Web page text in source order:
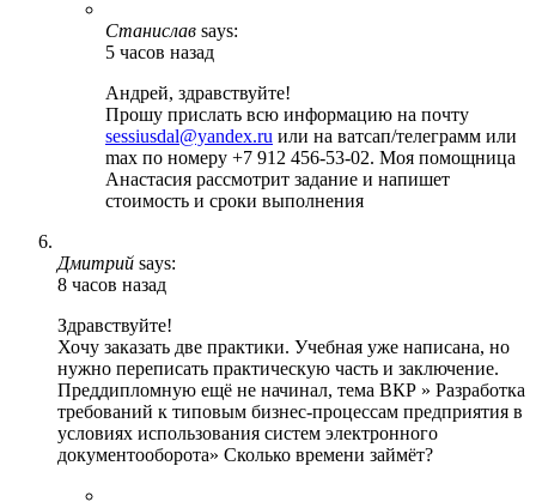
Станислав says:
5 часов назад
Андрей, здравствуйте!
Прошу прислать всю информацию на почту
sessiusdal@yandex.ru или на ватсап/телеграмм или
max по номеру +7 912 456-53-02. Моя помощница
Анастасия рассмотрит задание и напишет
стоимость и сроки выполнения
Дмитрий says:
8 часов назад
Здравствуйте!
Хочу заказать две практики. Учебная уже написана, но
нужно переписать практическую часть и заключение.
Преддипломную ещё не начинал, тема ВКР » Разработка
требований к типовым бизнес-процессам предприятия в
условиях использования систем электронного
документооборота» Сколько времени займёт?